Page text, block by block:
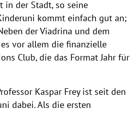
in der Stadt, so seine
kommt einfach gut an;
der Viadrina und dem
vor allem die finanzielle
Club, die das Format Jahr für
Kaspar Frey ist seit den
dabei. Als die ersten